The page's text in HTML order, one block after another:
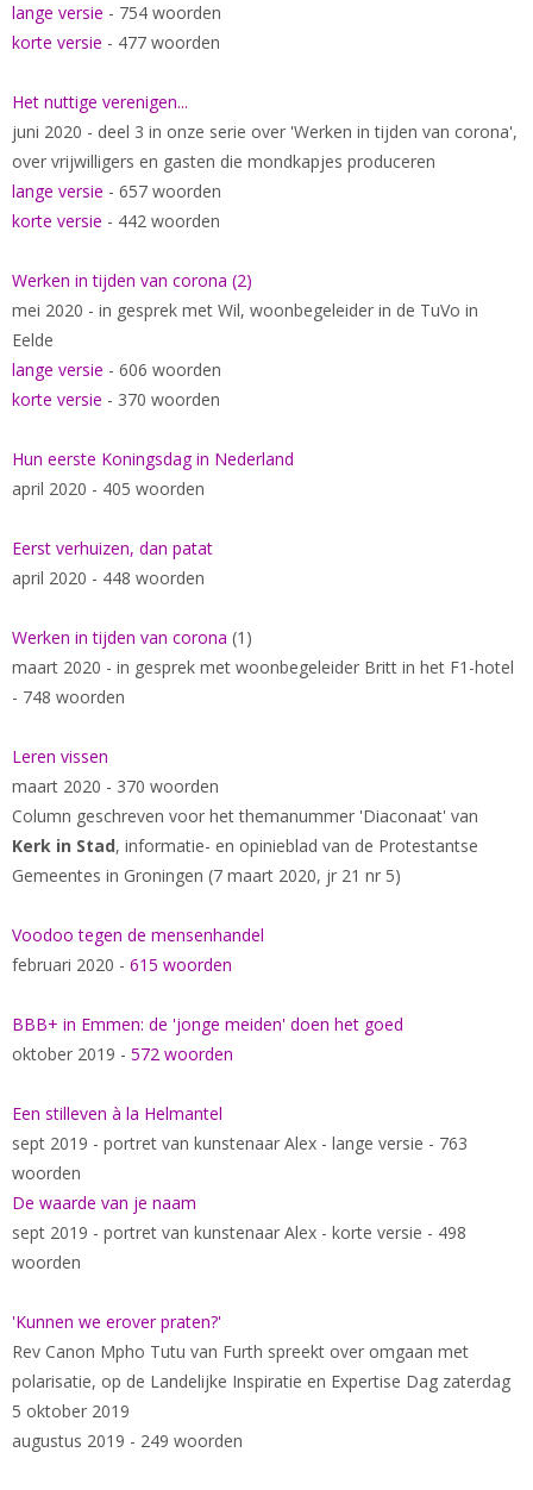
lange versie - 754 woorden
korte versie - 477 woorden
Het nuttige verenigen...
juni 2020 - deel 3 in onze serie over 'Werken in tijden van corona',
over vrijwilligers en gasten die mondkapjes produceren
lange versie - 657 woorden
korte versie - 442 woorden
Werken in tijden van corona (2)
mei 2020 - in gesprek met Wil, woonbegeleider in de TuVo in
Eelde
lange versie - 606 woorden
korte versie - 370 woorden
Hun eerste Koningsdag in Nederland
april 2020 - 405 woorden
Eerst verhuizen, dan patat
april 2020 - 448 woorden
Werken in tijden van corona (1)
maart 2020 - in gesprek met woonbegeleider Britt in het F1-hotel
- 748 woorden
Leren vissen
maart 2020 - 370 woorden
Column geschreven voor het themanummer 'Diaconaat' van
Kerk in Stad, informatie- en opinieblad van de Protestantse
Gemeentes in Groningen (7 maart 2020, jr 21 nr 5)
Voodoo tegen de mensenhandel
februari 2020 - 615 woorden
BBB+ in Emmen: de 'jonge meiden' doen het goed
oktober 2019 - 572 woorden
Een stilleven à la Helmantel
sept 2019 - portret van kunstenaar Alex - lange versie - 763
woorden
De waarde van je naam
sept 2019 - portret van kunstenaar Alex - korte versie - 498
woorden
'Kunnen we erover praten?'
Rev Canon Mpho Tutu van Furth spreekt over omgaan met
polarisatie, op de Landelijke Inspiratie en Expertise Dag zaterdag
5 oktober 2019
augustus 2019 - 249 woorden